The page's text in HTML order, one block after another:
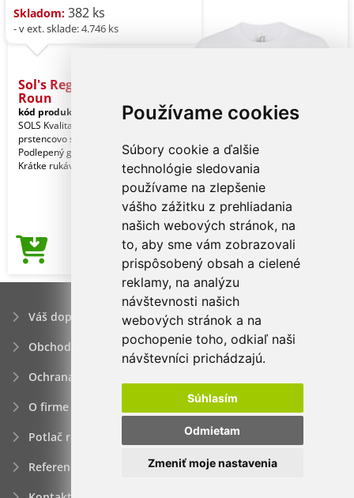
Používame cookies
Súbory cookie a ďalšie
technológie sledovania
používame na zlepšenie
vášho zážitku z prehliadania
našich webových stránok, na
to, aby sme vám zobrazovali
prispôsobený obsah a cielené
reklamy, na analýzu
návštevnosti našich
webových stránok a na
pochopenie toho, odkiaľ naši
návštevníci prichádzajú.
Súhlasím
Odmietam
Zmeniť moje nastavenia
Skladom: 382 ks
- v ext. sklade: 4.746 ks
Sol's Regent Women -
Roun
kód produktu: so01825wh-2xlWhite
SOLS Kvalita. 100 % poločesaná
prstencovo spriadaná bavlna. Štýl.
Podlepený golier. Rebrovaný golier.
Krátke rukávy. Pri
Cena od 2,31€
Váš dopyt
Obchodné podmienky
Ochrana osobných údajov
O firme
Potlač reklamných predmetov
Referencie